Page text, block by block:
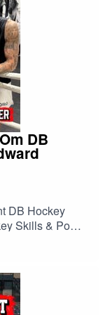
DB
DB Hockey
Skills & Power
Vi pratar om
om
& Power